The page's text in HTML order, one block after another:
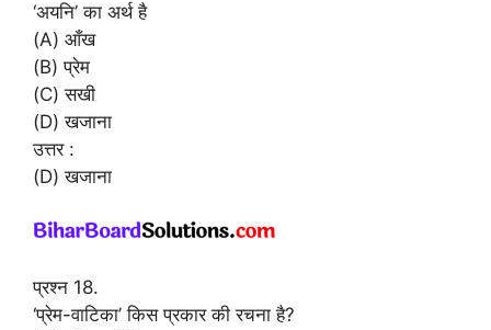
‘अयनि’ का अर्थ है
(A) आँख
(B) प्रेम
(C) सखी
(D) खजाना
उत्तर :
(D) खजाना
प्रश्न 18.
‘प्रेम-वाटिका’ किस प्रकार की रचना है?